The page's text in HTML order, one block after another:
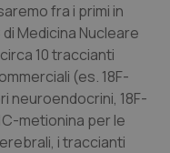
fra i primi in
Medicina Nucleare
10 traccianti
(es. 18F-
neuroendocrini, 18F-
metionina per le
i traccianti